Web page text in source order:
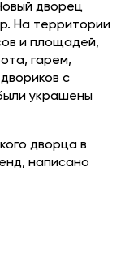
дворец
На территории
и площадей,
гарем,
с
украшены
дворца в
написано